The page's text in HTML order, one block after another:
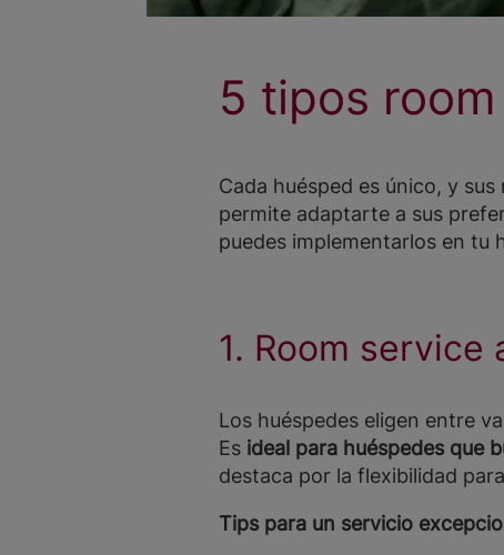
5 tipos
Cada huésped es único, y
permite adaptarte a sus
puedes implementarlos en tu
1. Room
Los huéspedes eligen entre
Es ideal para huéspedes que
destaca por la flexibilidad
Tips para un servicio